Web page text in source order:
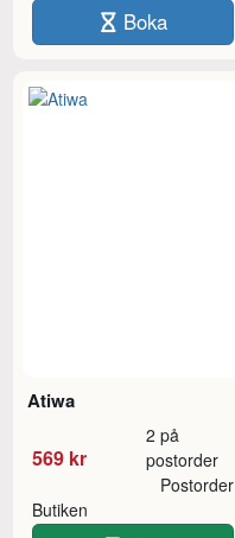
Boka
Atiwa
569 kr
2 på
postorder
Butiken
Postorder